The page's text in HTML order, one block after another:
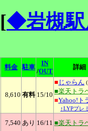
[◆岩槻駅
料金 駐車
IN
/OUT
詳細
8,610 有料 15/10
■ じゃらん (
■楽天トラ
■Yahoo!ト
↑LYPプレ
7,540 あり 16/11 ■楽天トラ